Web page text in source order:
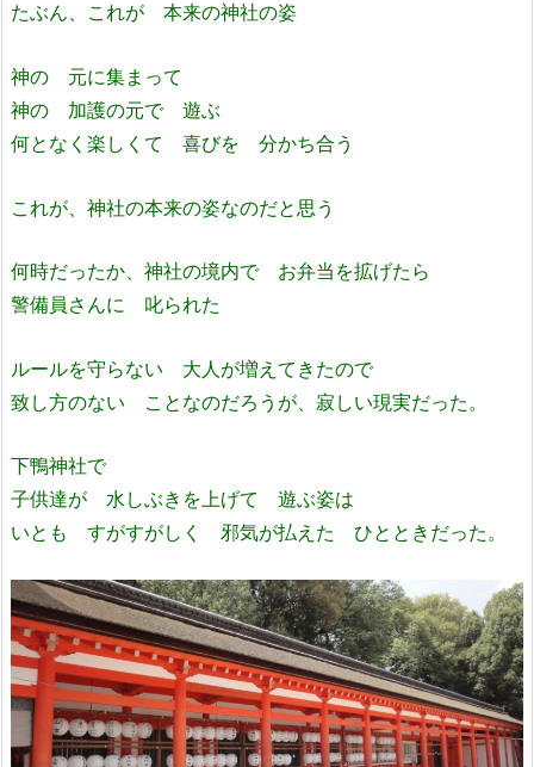
たぶん、これが 本来の神社の姿
神の 元に集まって
神の 加護の元で 遊ぶ
何となく楽しくて 喜びを 分かち合う
これが、神社の本来の姿なのだと思う
何時だったか、神社の境内で お弁当を拡げたら
警備員さんに 叱られた
ルールを守らない 大人が増えてきたので
致し方のない ことなのだろうが、寂しい現実だった。
下鴨神社で
子供達が 水しぶきを上げて 遊ぶ姿は
いとも すがすがしく 邪気が払えた ひとときだった。